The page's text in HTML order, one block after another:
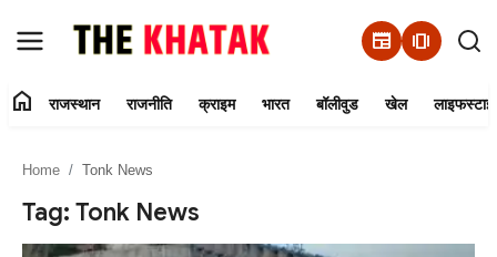
newspaper amp_stories
Contact Us
राजस्थान
home राजस्थान राजनीति क्राइम भारत बॉलीवुड खेल
Home Tonk News
Tag: Tonk News